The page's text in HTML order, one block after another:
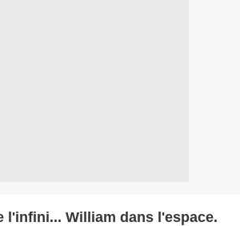
l'infini... William dans l'espace.